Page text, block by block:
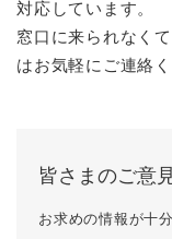
対応しています。
窓口に来られなく
はお気軽にご連絡く
皆さまのご意
お求めの情報が十